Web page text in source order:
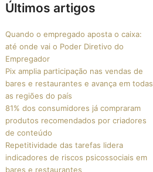
Últimos artigos
Quando o empregado aposta o caixa:
até onde vai o Poder Diretivo do
Empregador
Pix amplia participação nas vendas de
bares e restaurantes e avança em todas
as regiões do país
81% dos consumidores já compraram
produtos recomendados por criadores
de conteúdo
Repetitividade das tarefas lidera
indicadores de riscos psicossociais em
bares e restaurantes